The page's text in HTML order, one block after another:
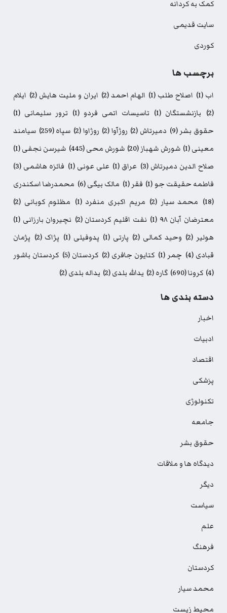
کمک به کردانه
سایت قدیمی
کوردی
برچسب ها
اب (1) اصلاح طلب (1) الهام احمد(2) ایران و ملیت هایش (2)
ایلام
(2)
بازنشستگان (1) تاسیسات اتمی فردو (1) ترور سلیمانی (1)
حقوق بشر (9) دمیرتاش (2) روژآوا(2) روژاوا(2) سپاه(259)
سیامند
معینی(1) شورش شهباز(20) شورش محی(445) شیرسن نجفی(1)
صلاح الدین دمیرتاش (3) عراق (1) علی عونی (1) فائزه هاشمی (3)
فاطمه حقیقت جو (1) فقر (1) مالک بیگی(6)
محمدرضا اسکندری
(18)
محمد سیار (2) مریم اکبری منفرد (1) مظلوم کوبانی (2)
معترضان آبان ۹۸
(1) نفت اقلیم کردستان (2) نچیروان بارزانی (1)
هولیر (2) وحید کمالی (2) پارتی (1) پدوفیلی (1) پژاک (2)
پژمان
قبادی (4) چمر (1) کتایون جافری (2) کردستان (5)
کردستان باشور
(4)
کرونا(690) گاره(2) یدالله بلدی(2) یداله بلدی(2)
دسته بندی ها
اخبار
ادبیات
اقتصاد
پزشکی
تکنولوژی
جامعه
حقوق بشر
دیدگاه ها و ملاقات
دیگر
سیاست
علم
فرهنگ
کردستان
محمد سیار
محیط زیست